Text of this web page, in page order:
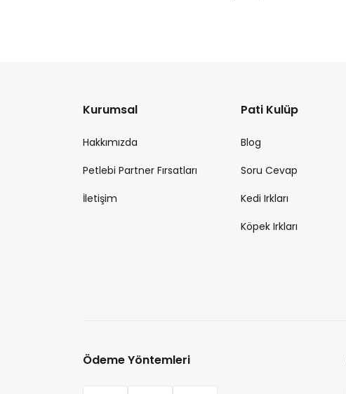
Kurumsal
Hakkımızda
Petlebi Partner Fırsatları
İletişim
Pati Kulüp
Blog
Soru Cevap
Kedi Irkları
Köpek Irkları
Ödeme Yöntemleri